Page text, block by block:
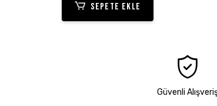
SEPETE EKLE
Güvenli